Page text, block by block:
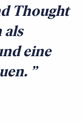
Thought
als
eine